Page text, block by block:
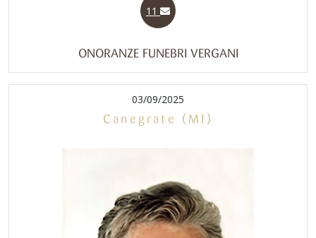
11
ONORANZE FUNEBRI VERGANI
03/09/2025
Canegrate (MI)